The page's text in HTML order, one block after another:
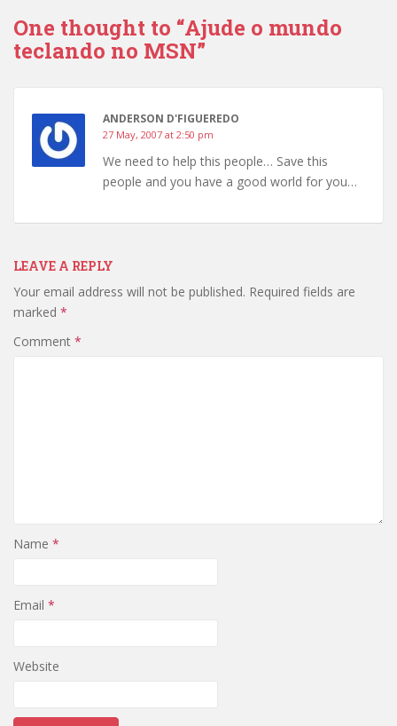
One thought to “Ajude o mundo
teclando no MSN”
ANDERSON D'FIGUEREDO
27 May, 2007 at 2:50 pm
We need to help this people… Save this
people and you have a good world for you…
LEAVE A REPLY
Your email address will not be published. Required fields are
marked *
Comment *
Name *
Email *
Website